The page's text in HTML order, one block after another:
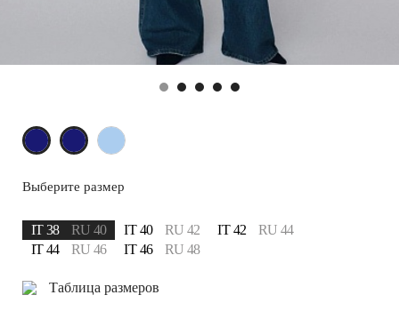
Выберите размер
IT 38 RU 40 IT 40 RU 42 IT 42
RU 44
IT 44
RU 46 IT 46 RU 48
Таблица размеров